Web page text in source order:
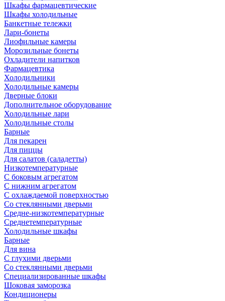
Шкафы фармацевтические
Шкафы холодильные
Банкетные тележки
Лари-бонеты
Лиофильные камеры
Морозильные бонеты
Охладители напитков
Фармацевтика
Холодильники
Холодильные камеры
Дверные блоки
Дополнительное оборудование
Холодильные лари
Холодильные столы
Барные
Для пекарен
Для пиццы
Для салатов (саладетты)
Низкотемпературные
С боковым агрегатом
С нижним агрегатом
С охлаждаемой поверхностью
Со стеклянными дверьми
Средне-низкотемпературные
Среднетемпературные
Холодильные шкафы
Барные
Для вина
С глухими дверьми
Со стеклянными дверьми
Специализированные шкафы
Шоковая заморозка
Кондиционеры